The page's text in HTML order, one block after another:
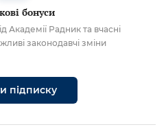
бонуси
Академії Радник та вчасні
законодавчі зміни
підписку